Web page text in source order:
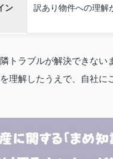
ン
訳あり物件への理解
トラブルが解決できな
理解したうえで、自社に